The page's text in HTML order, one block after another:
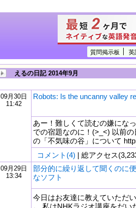
質問掲示板 英
えるの日記 2014年9月
09月30日
11:42
Robots: Is the uncanny valley
あー！難しくて読むの嫌にな
での宿題なのに！(>_<) 以前
の「不気味の谷」について
コメント(4) | 総アクセス
09月29日
13:34
部分的に繰り返して聞くのに
なソフト
今日はお友達に教えていただ
。 私はNHKラジオ講座をだい